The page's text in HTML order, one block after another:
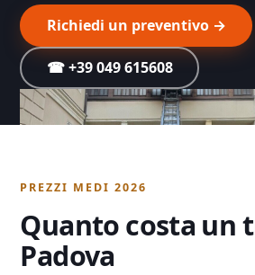
Richiedi un preventivo →
☎ +39 049 615608
PREZZI MEDI 2026
Quanto costa un
Padova